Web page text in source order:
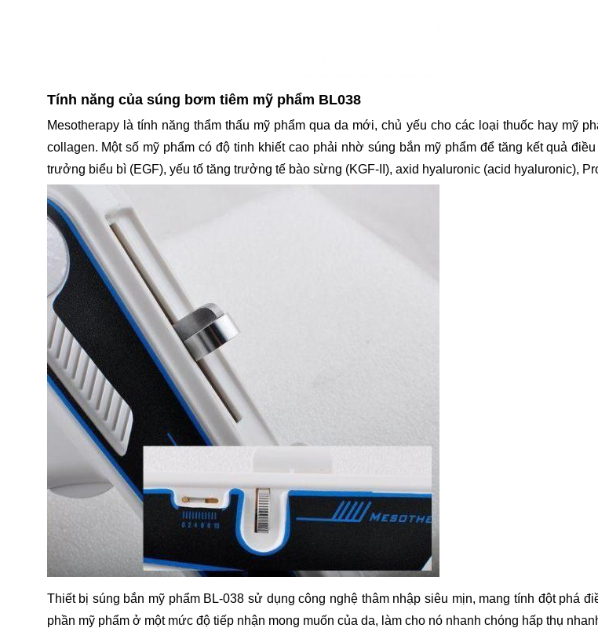
Tính năng của súng bơm tiêm mỹ phẩm BL038
Mesotherapy là tính năng thẩm thấu mỹ phẩm qua da mới, chủ yếu cho các loại thuốc hay
collagen. Một số mỹ phẩm có độ tinh khiết cao phải nhờ súng bắn mỹ phẩm để tăng kết quả
trưởng biểu bì (EGF), yếu tố tăng trưởng tế bào sừng (KGF-II), axid hyaluronic (acid hyaluronic),
Thiết bị súng bắn mỹ phẩm BL-038 sử dụng công nghệ thâm nhập siêu mịn, mang tính đột phá
phần mỹ phẩm ở một mức độ tiếp nhận mong muốn của da, làm cho nó nhanh chóng hấp thụ